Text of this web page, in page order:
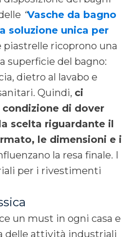
“Vasche da bagno
soluzione unica per
piastrelle ricoprono una
superficie del bagno:
dietro al lavabo e
Quindi, ci
di dover
scelta riguardante il
le dimensioni e i
la resa finale. I
per i rivestimenti
un must in ogni casa e
delle attività industriali